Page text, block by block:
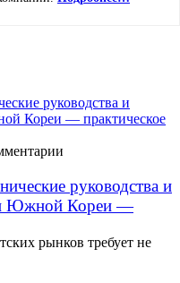
руководства и
и Южной Кореи —
рынков требует не